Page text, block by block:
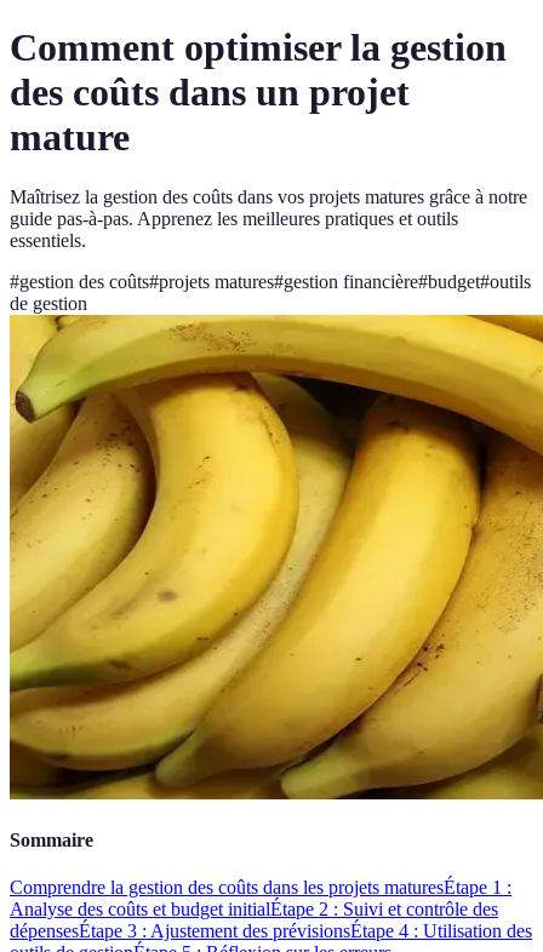
Comment optimiser la gestion
des coûts dans un projet
mature
Maîtrisez la gestion des coûts dans vos projets matures grâce à notre
guide pas-à-pas. Apprenez les meilleures pratiques et outils
essentiels.
#gestion des coûts#projets matures#gestion financière#budget#outils
de gestion
Sommaire
Comprendre la gestion des coûts dans les projets maturesÉtape 1 :
Analyse des coûts et budget initialÉtape 2 : Suivi et contrôle des
dépensesÉtape 3 : Ajustement des prévisionsÉtape 4 : Utilisation des